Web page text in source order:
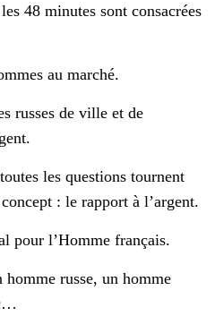
48 minutes sont consacrées
au marché.
russes de ville et de
les questions tournent
: le rapport à l’argent.
pour l’Homme français.
homme russe, un homme